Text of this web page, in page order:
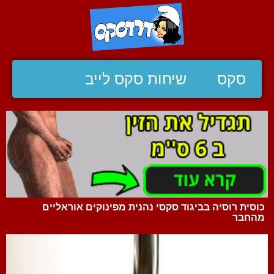
סקס שיחות סקס לייב
כוסית רוסיה בביגוד סקסי נהנית מפינוקים אוראליים
מהחבר